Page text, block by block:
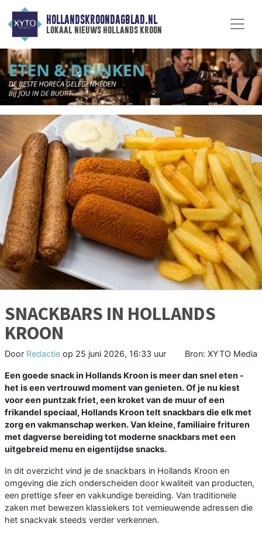
HOLLANDSKROONDAGBLAD.NL
lokaal nieuws hollands kroon
SNACKBARS IN HOLLANDS
KROON
Door Redactie op 25 juni 2026, 16:33 uur Bron: XYTO Media
Een goede snack in Hollands Kroon is meer dan snel eten -
het is een vertrouwd moment van genieten. Of je nu kiest
voor een puntzak friet, een kroket van de muur of een
frikandel speciaal, Hollands Kroon telt snackbars die elk met
zorg en vakmanschap werken. Van kleine, familiaire frituren
met dagverse bereiding tot moderne snackbars met een
uitgebreid menu en eigentijdse snacks.
In dit overzicht vind je de snackbars in Hollands Kroon en
omgeving die zich onderscheiden door kwaliteit van producten,
een prettige sfeer en vakkundige bereiding. Van traditionele
zaken met bewezen klassiekers tot vernieuwende adressen die
het snackvak steeds verder verkennen.